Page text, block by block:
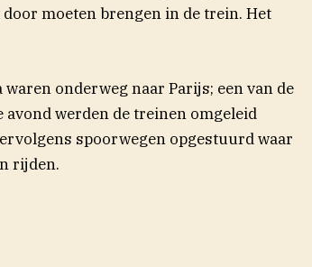
moeten brengen in de trein. Het
onderweg naar Parijs; een van de
avond werden de treinen omgeleid
spoorwegen opgestuurd waar
rijden.